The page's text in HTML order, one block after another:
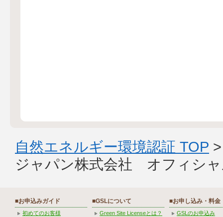
自然エネルギー環境認証 TOP
ジャパン株式会社 オフィシ
■お申込みガイド
初めてのお客様
■GSLについて
Green Site Licenseとは？
■お申し込み・料金
GSLのお申込み